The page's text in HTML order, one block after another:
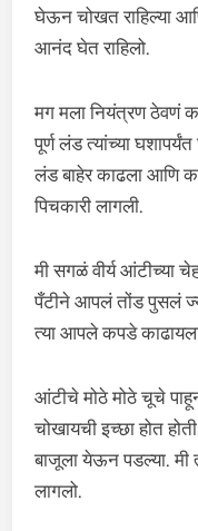
घेऊन चोखत राहिल्या
आनंद घेत राहिलो.
मग मला नियंत्रण ठेवणं
पूर्ण लंड त्यांच्या
लंड बाहेर काढला आणि
पिचकारी लागली.
मी सगळं वीर्य आंटीच्या
पँटीने आपलं तोंड पुसलं
त्या आपले कपडे
आंटीचे मोठे मोठे चूचे
चोखायची इच्छा होत
बाजूला येऊन पडल्या. मी
लागलो.